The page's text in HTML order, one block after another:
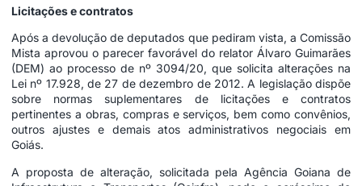
Licitações e contratos
Após a devolução de deputados que pediram vista, a Comissão
Mista aprovou o parecer favorável do relator Álvaro Guimarães
(DEM) ao processo de nº 3094/20, que solicita alterações na
Lei nº 17.928, de 27 de dezembro de 2012. A legislação dispõe
sobre normas suplementares de licitações e contratos
pertinentes a obras, compras e serviços, bem como convênios,
outros ajustes e demais atos administrativos negociais em
Goiás.
A proposta de alteração, solicitada pela Agência Goiana de